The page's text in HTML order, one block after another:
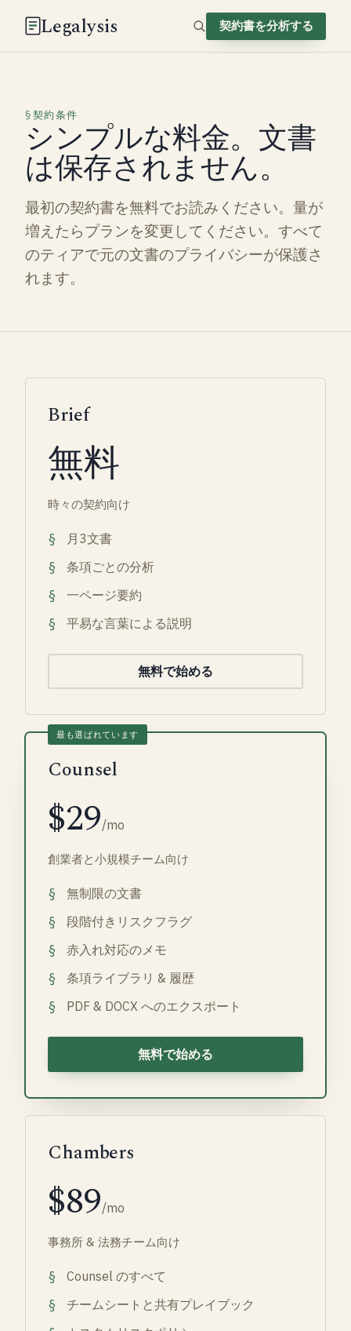
Legalysis 契約書を分析する
契約条件
シンプルな料金。文書
は保存されません。
最初の契約書を無料でお読みください。量が
増えたらプランを変更してください。すべて
のティアで元の文書のプライバシーが保護さ
れます。
Brief
無料
時々の契約向け
月3文書
条項ごとの分析
一ページ要約
平易な言葉による説明
無料で始める
Counsel
$29/mo
創業者と小規模チーム向け
無制限の文書
段階付きリスクフラグ
赤入れ対応のメモ
条項ライブラリ & 履歴
PDF & DOCX へのエクスポート
無料で始める
Chambers
$89/mo
事務所 & 法務チーム向け
Counsel のすべて
チームシートと共有プレイブック